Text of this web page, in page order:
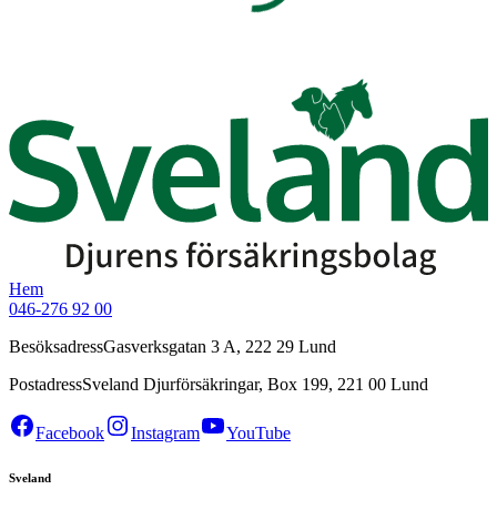
Hem
046-276 92 00
BesöksadressGasverksgatan 3 A, 222 29 Lund
PostadressSveland Djurförsäkringar, Box 199, 221 00 Lund
Facebook Instagram YouTube
Sveland